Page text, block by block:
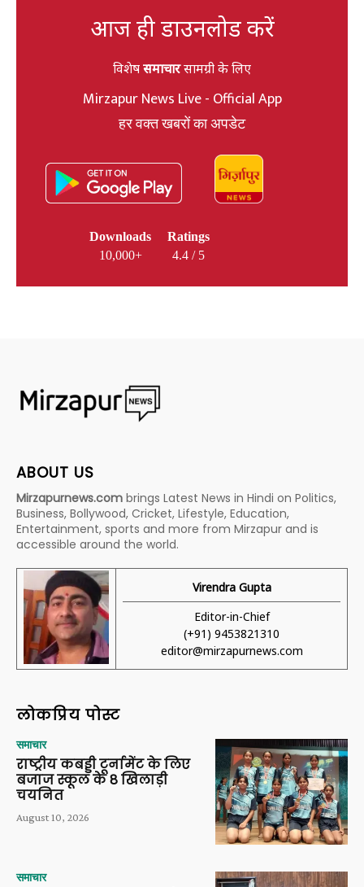
आज ही डाउनलोड करें
विशेषसमाचारसामग्री के लिए
Mirzapur News Live - Official App
हर वक्त खबरों का अपडेट
Downloads
10,000+
Ratings
4.4 / 5
ABOUT US
Mirzapurnews.com brings Latest News in Hindi on Politics,
Business, Bollywood, Cricket, Lifestyle, Education,
Entertainment, sports and more from Mirzapur and is
accessible around the world.
Virendra Gupta
Editor-in-Chief
(+91) 9453821310
editor@mirzapurnews.com
लोकप्रिय पोस्ट
समाचार
राष्ट्रीय कबड्डी टूर्नामेंट के लिए
बजाज स्कूल के 8 खिलाड़ी
चयनित
August 10, 2026
समाचार